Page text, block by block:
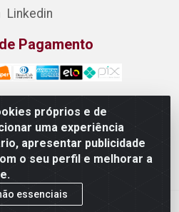
próprios e de
uma experiência
apresentar publicidade
o seu perfil e melhorar a
essenciais
Linkedin
Pagamento
DE ALIMENTOS S/A - Rua
- Pedras, Itaitinga/CE - CEP
23.577.851/0001-05